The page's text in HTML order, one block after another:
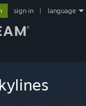
sign in language